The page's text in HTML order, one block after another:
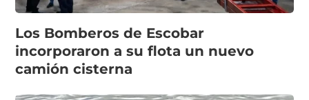
Los Bomberos de Escobar
incorporaron a su flota un nuevo
camión cisterna